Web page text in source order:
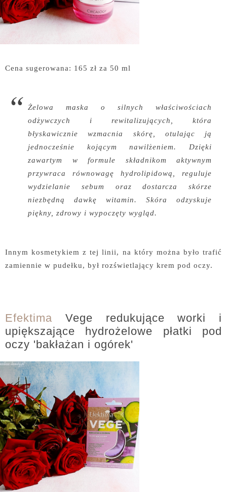
Cena sugerowana: 165 zł za 50 ml
Żelowa maska o silnych właściwościach
odżywczych i rewitalizujących, która
błyskawicznie wzmacnia skórę, otulając ją
jednocześnie kojącym nawilżeniem. Dzięki
zawartym w formule składnikom aktywnym
przywraca równowagę hydrolipidową, reguluje
wydzielanie sebum oraz dostarcza skórze
niezbędną dawkę witamin. Skóra odzyskuje
piękny, zdrowy i wypoczęty wygląd.
Innym kosmetykiem z tej linii, na który można było trafić
zamiennie w pudełku, był rozświetlający krem pod oczy.
Efektima Vege redukujące worki i
upiększające hydrożelowe płatki pod
oczy 'bakłażan i ogórek'